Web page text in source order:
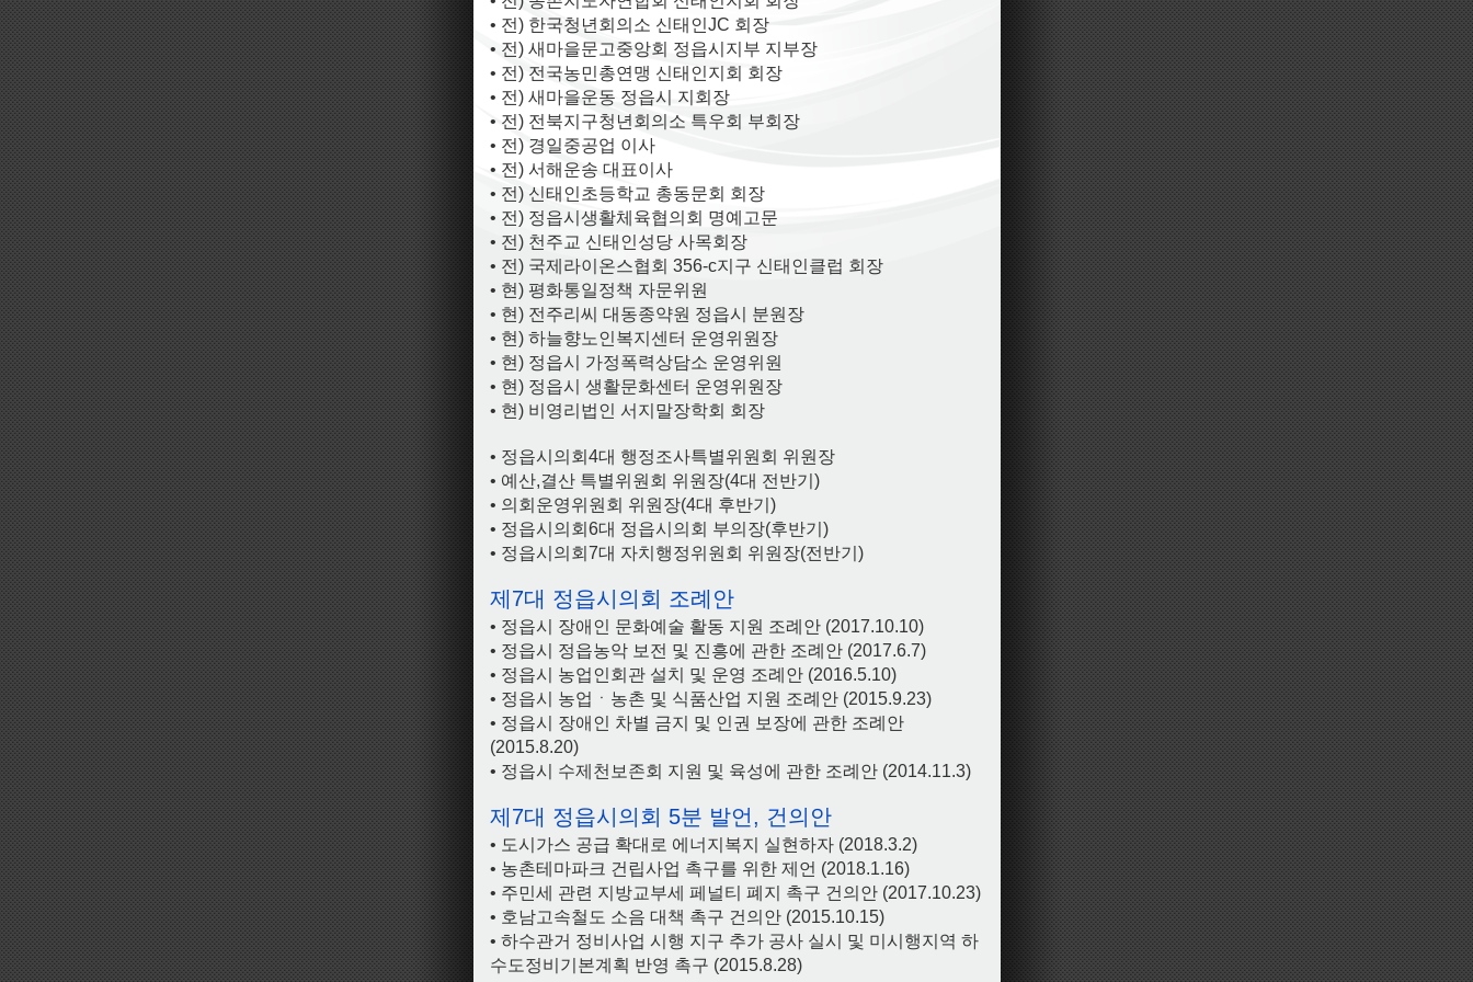
• 전) 한국청년회의소 신태인JC 회장
• 전) 새마을문고중앙회 정읍시지부 지부장
• 전) 전국농민총연맹 신태인지회 회장
• 전) 새마을운동 정읍시 지회장
• 전) 전북지구청년회의소 특우회 부회장
• 전) 경일중공업 이사
• 전) 서해운송 대표이사
• 전) 신태인초등학교 총동문회 회장
• 전) 정읍시생활체육협의회 명예고문
• 전) 천주교 신태인성당 사목회장
• 전) 국제라이온스협회 356-c지구 신태인클럽 회장
• 현) 평화통일정책 자문위원
• 현) 전주리씨 대동종약원 정읍시 분원장
• 현) 하늘향노인복지센터 운영위원장
• 현) 정읍시 가정폭력상담소 운영위원
• 현) 정읍시 생활문화센터 운영위원장
• 현) 비영리법인 서지말장학회 회장
• 정읍시의회4대 행정조사특별위원회 위원장
• 예산,결산 특별위원회 위원장(4대 전반기)
• 의회운영위원회 위원장(4대 후반기)
• 정읍시의회6대 정읍시의회 부의장(후반기)
• 정읍시의회7대 자치행정위원회 위원장(전반기)
제7대 정읍시의회 조례안
• 정읍시 장애인 문화예술 활동 지원 조례안 (2017.10.10)
• 정읍시 정읍농악 보전 및 진흥에 관한 조례안 (2017.6.7)
• 정읍시 농업인회관 설치 및 운영 조례안 (2016.5.10)
• 정읍시 농업ㆍ농촌 및 식품산업 지원 조례안 (2015.9.23)
• 정읍시 장애인 차별 금지 및 인권 보장에 관한 조례안
(2015.8.20)
• 정읍시 수제천보존회 지원 및 육성에 관한 조례안 (2014.11.3)
제7대 정읍시의회 5분 발언, 건의안
• 도시가스 공급 확대로 에너지복지 실현하자 (2018.3.2)
• 농촌테마파크 건립사업 촉구를 위한 제언 (2018.1.16)
• 주민세 관련 지방교부세 페널티 폐지 촉구 건의안 (2017.10.23)
• 호남고속철도 소음 대책 촉구 건의안 (2015.10.15)
• 하수관거 정비사업 시행 지구 추가 공사 실시 및 미시행지역 하
수도정비기본계획 반영 촉구 (2015.8.28)